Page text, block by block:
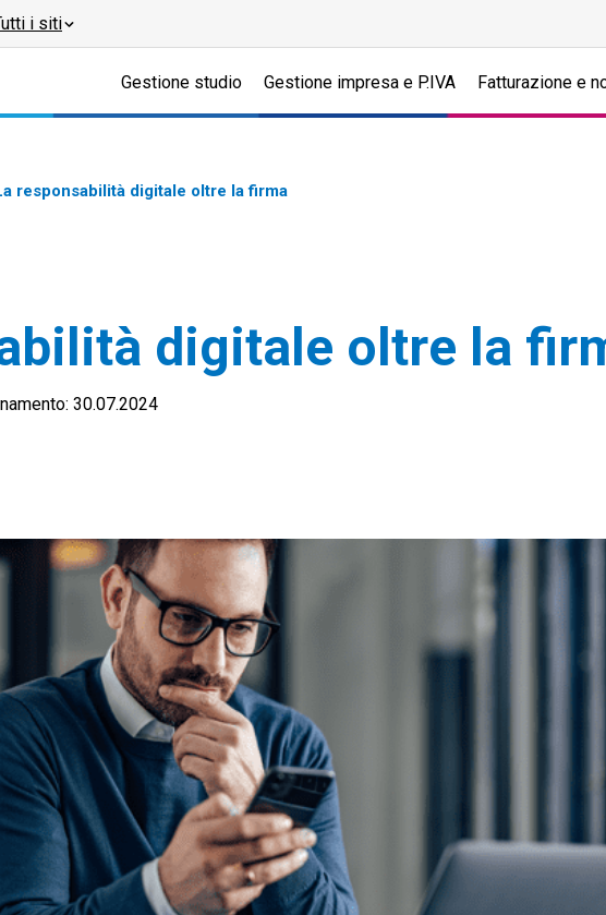
i siti
Gestione studio Gestione impresa e P.IVA Fatturazione e
responsabilità digitale oltre la firma
digitale oltre la
30.07.2024